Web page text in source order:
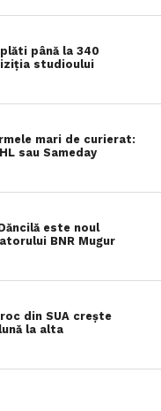
până la 340
studioului
mari de curierat:
sau Sameday
este noul
BNR Mugur
din SUA crește
la alta